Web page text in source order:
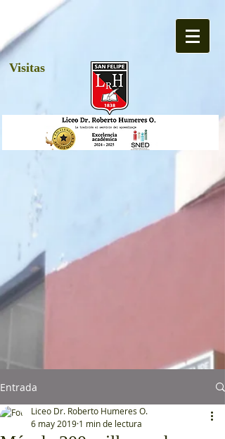
Visitas
Entrada
Liceo Dr. Roberto Humeres O.
6 may 2019 1 min de lectura